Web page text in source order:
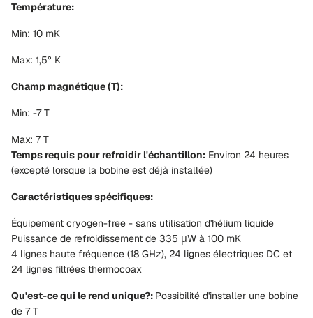
Température:
Min: 10 mK
Max: 1,5° K
Champ magnétique (T):
Min: -7 T
Max: 7 T
Temps requis pour refroidir l'échantillon: Environ 24 heures
(excepté lorsque la bobine est déjà installée)
Caractéristiques spécifiques:
Équipement cryogen-free - sans utilisation d'hélium liquide
Puissance de refroidissement de 335 μW à 100 mK
4 lignes haute fréquence (18 GHz), 24 lignes électriques DC et
24 lignes filtrées thermocoax
Qu'est-ce qui le rend unique?: Possibilité d'installer une bobine
de 7 T